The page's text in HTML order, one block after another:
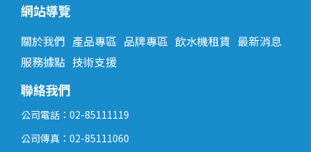
網站導覽
關於我們 產品專區 品牌專區 飲水機租賃 最新消息
服務據點 技術支援
聯絡我們
公司電話：02-85111119
公司傳真：02-85111060